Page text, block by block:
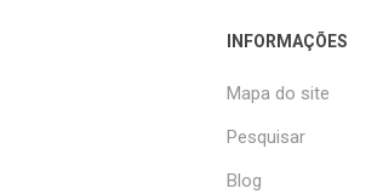
INFORMAÇÕES
Mapa do site
Pesquisar
Blog